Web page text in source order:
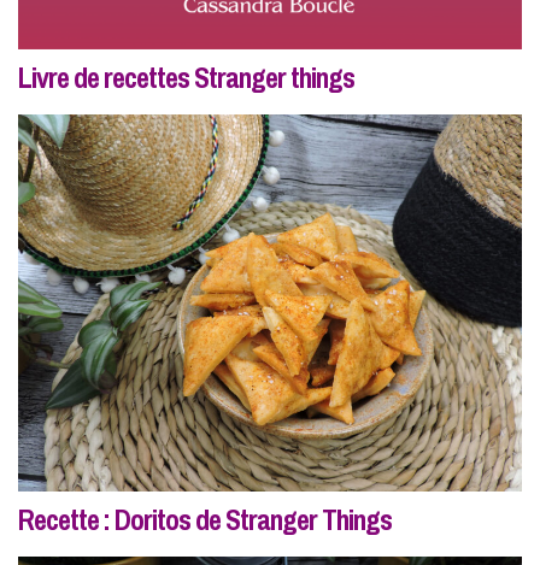
Livre de recettes Stranger things
Recette : Doritos de Stranger Things